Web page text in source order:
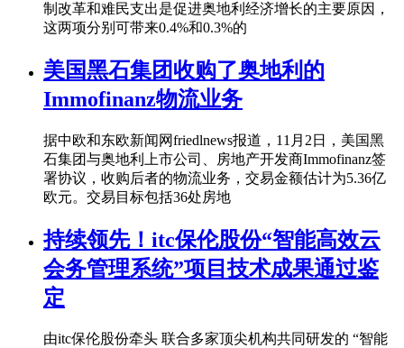
制改革和难民支出是促进奥地利经济增长的主要原因，
这两项分别可带来0.4%和0.3%的
美国黑石集团收购了奥地利的
Immofinanz物流业务
据中欧和东欧新闻网friedlnews报道，11月2日，美国黑
石集团与奥地利上市公司、房地产开发商Immofinanz签
署协议，收购后者的物流业务，交易金额估计为5.36亿
欧元。交易目标包括36处房地
持续领先！itc保伦股份“智能高效云
会务管理系统”项目技术成果通过鉴
定
由itc保伦股份牵头 联合多家顶尖机构共同研发的 “智能